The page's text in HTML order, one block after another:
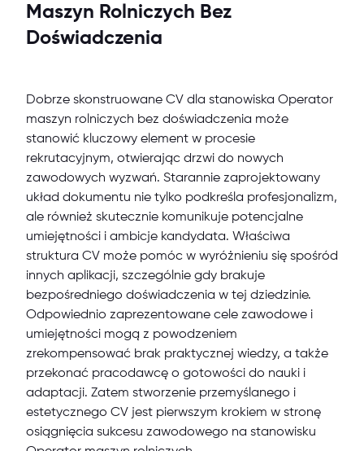
Maszyn Rolniczych Bez
Doświadczenia
Dobrze skonstruowane CV dla stanowiska Operator
maszyn rolniczych bez doświadczenia może
stanowić kluczowy element w procesie
rekrutacyjnym, otwierając drzwi do nowych
zawodowych wyzwań. Starannie zaprojektowany
układ dokumentu nie tylko podkreśla profesjonalizm,
ale również skutecznie komunikuje potencjalne
umiejętności i ambicje kandydata. Właściwa
struktura CV może pomóc w wyróżnieniu się spośród
innych aplikacji, szczególnie gdy brakuje
bezpośredniego doświadczenia w tej dziedzinie.
Odpowiednio zaprezentowane cele zawodowe i
umiejętności mogą z powodzeniem
zrekompensować brak praktycznej wiedzy, a także
przekonać pracodawcę o gotowości do nauki i
adaptacji. Zatem stworzenie przemyślanego i
estetycznego CV jest pierwszym krokiem w stronę
osiągnięcia sukcesu zawodowego na stanowisku